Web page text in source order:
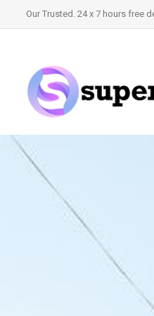
Our Trusted. 24 x 7 hours free